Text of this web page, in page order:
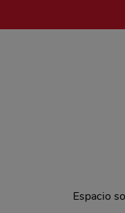
window
Espacio